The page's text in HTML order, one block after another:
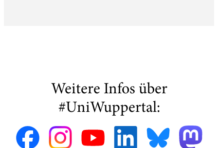
Weitere Infos über
#UniWuppertal: